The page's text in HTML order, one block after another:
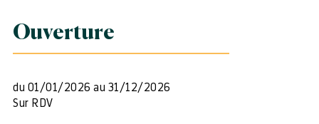
Ouverture
du 01/01/2026 au 31/12/2026
Sur RDV